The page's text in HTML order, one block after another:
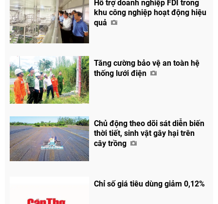
Hỗ trợ doanh nghiệp FDI trong
khu công nghiệp hoạt động hiệu
quả
Tăng cường bảo vệ an toàn hệ
thống lưới điện
Chủ động theo dõi sát diễn biến
thời tiết, sinh vật gây hại trên
cây trồng
Chỉ số giá tiêu dùng giảm 0,12%